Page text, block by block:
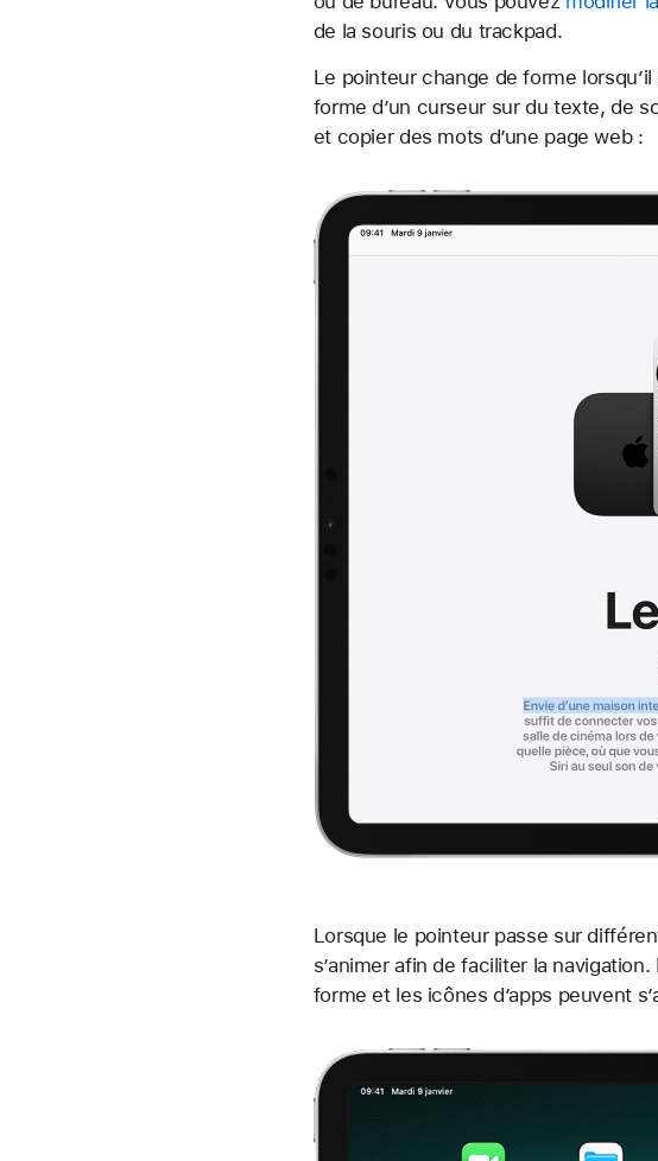
de la souris ou du trackpad.
Le pointeur change de forme
forme d’un curseur sur du texte, de
et copier des mots d’une page web :
Lorsque le pointeur passe sur
s’animer afin de faciliter la
forme et les icônes d’apps peuvent